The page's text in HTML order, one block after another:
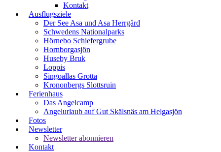
Kontakt
Ausflugsziele
Der See Asa und Asa Herrgård
Schwedens Nationalparks
Hörnebo Schiefergrube
Hornborgasjön
Huseby Bruk
Loppis
Singoallas Grotta
Krononbergs Slottsruin
Ferienhaus
Das Angelcamp
Angelurlaub auf Gut Skälsnäs am Helgasjön
Fotos
Newsletter
Newsletter abonnieren
Kontakt